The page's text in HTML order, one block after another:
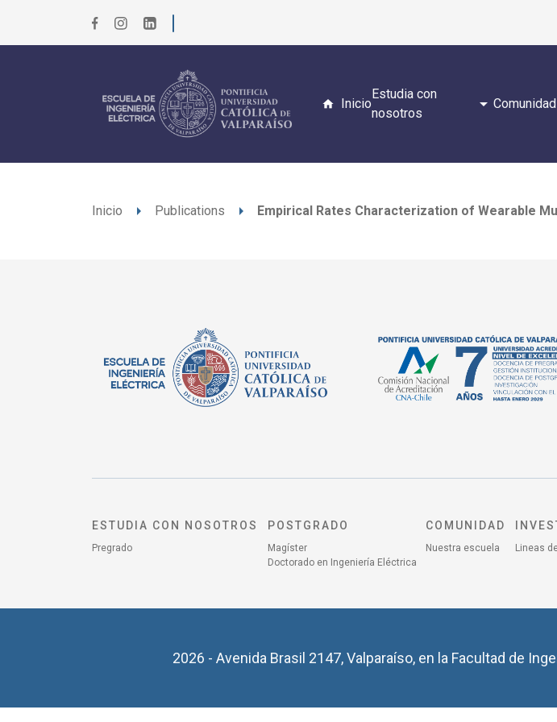
Inicio
Estudia con
nosotros
arrow_drop_down Comunidad
Inicio arrow_right Publications arrow_right Empirical Rates Characterization of Wearable
ESTUDIA CON NOSOTROS
Pregrado
POSTGRADO
Magíster
Doctorado en Ingeniería Eléctrica
COMUNIDAD
Nuestra escuela Lineas
2026 - Avenida Brasil 2147, Valparaíso, en la Facultad de